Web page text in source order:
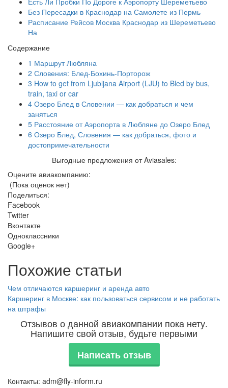
Без Пересадки в Краснодар на Самолете из Пермь
Расписание Рейсов Москва Краснодар из Шереметьево
На
Содержание
1 Маршрут Любляна
2 Словения: Блед-Бохинь-Порторож
3 How to get from Ljubljana Airport (LJU) to Bled by bus,
train, taxi or car
4 Озеро Блед в Словении — как добраться и чем
заняться
5 Расстояние от Аэропорта в Любляне до Озеро Блед
6 Озеро Блед, Словения — как добраться, фото и
достопримечательности
Выгодные предложения от Aviasales:
Оцените авиакомпанию:
(Пока оценок нет)
Поделиться:
Facebook
Twitter
Вконтакте
Одноклассники
Google+
Похожие статьи
Чем отличаются каршеринг и аренда авто
Каршеринг в Москве: как пользоваться сервисом и не работать
на штрафы
Отзывов о данной авиакомпании пока нету.
Напишите свой отзыв, будьте первыми
Написать отзыв
Контакты: adm@fly-inform.ru